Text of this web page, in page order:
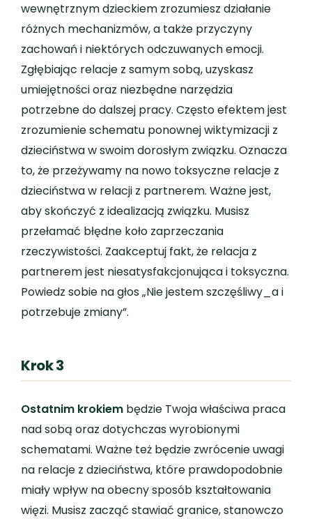
wewnętrznym dzieckiem zrozumiesz działanie
różnych mechanizmów, a także przyczyny
zachowań i niektórych odczuwanych emocji.
Zgłębiając relacje z samym sobą, uzyskasz
umiejętności oraz niezbędne narzędzia
potrzebne do dalszej pracy. Często efektem jest
zrozumienie schematu ponownej wiktymizacji z
dzieciństwa w swoim dorosłym związku. Oznacza
to, że przeżywamy na nowo toksyczne relacje z
dzieciństwa w relacji z partnerem. Ważne jest,
aby skończyć z idealizacją związku. Musisz
przełamać błędne koło zaprzeczania
rzeczywistości. Zaakceptuj fakt, że relacja z
partnerem jest niesatysfakcjonująca i toksyczna.
Powiedz sobie na głos „Nie jestem szczęśliwy_a i
potrzebuje zmiany”.
Krok 3
Ostatnim krokiem będzie Twoja właściwa praca
nad sobą oraz dotychczas wyrobionymi
schematami. Ważne też będzie zwrócenie uwagi
na relacje z dzieciństwa, które prawdopodobnie
miały wpływ na obecny sposób kształtowania
więzi. Musisz zacząć stawiać granice, stanowczo